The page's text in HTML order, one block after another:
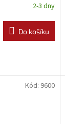
2-3 dny
Do košíku
Kód: 9600